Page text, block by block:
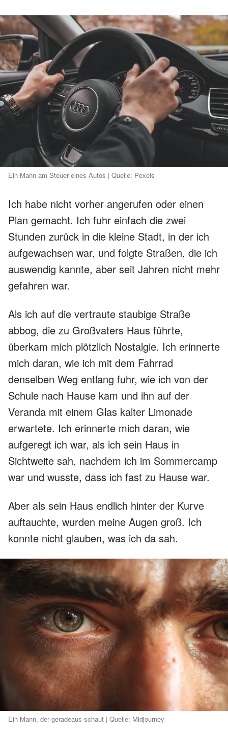
Ein Mann am Steuer eines Autos | Quelle: Pexels
Ich habe nicht vorher angerufen oder einen
Plan gemacht. Ich fuhr einfach die zwei
Stunden zurück in die kleine Stadt, in der ich
aufgewachsen war, und folgte Straßen, die ich
auswendig kannte, aber seit Jahren nicht mehr
gefahren war.
Als ich auf die vertraute staubige Straße
abbog, die zu Großvaters Haus führte,
überkam mich plötzlich Nostalgie. Ich erinnerte
mich daran, wie ich mit dem Fahrrad
denselben Weg entlang fuhr, wie ich von der
Schule nach Hause kam und ihn auf der
Veranda mit einem Glas kalter Limonade
erwartete. Ich erinnerte mich daran, wie
aufgeregt ich war, als ich sein Haus in
Sichtweite sah, nachdem ich im Sommercamp
war und wusste, dass ich fast zu Hause war.
Aber als sein Haus endlich hinter der Kurve
auftauchte, wurden meine Augen groß. Ich
konnte nicht glauben, was ich da sah.
Ein Mann, der geradeaus schaut | Quelle: Midjourney